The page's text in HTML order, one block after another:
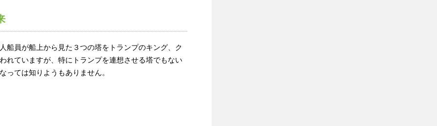
船員が船上から見た３つの塔をトランプのキング、ク
れていますが、特にトランプを連想させる塔でもない
っては知りようもありません。